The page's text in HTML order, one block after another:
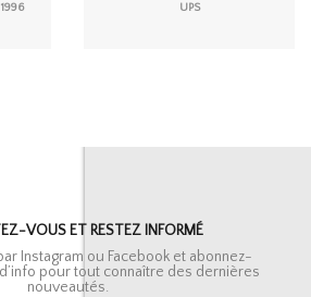
UPS
VOUS ET RESTEZ INFORMÉ
Instagram ou Facebook et abonnez-
pour tout connaître des dernières
nouveautés.